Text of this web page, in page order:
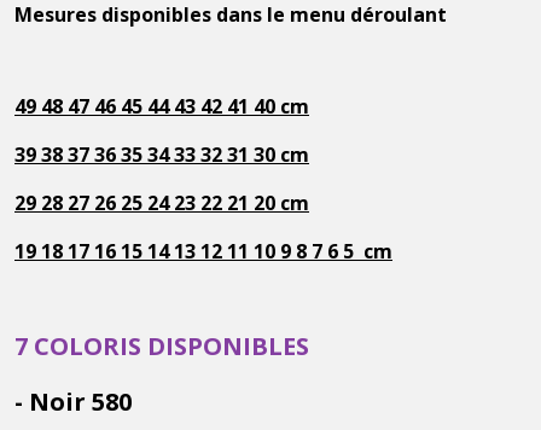
Mesures disponibles dans le menu déroulant
49 48 47 46 45 44 43 42 41 40 cm
39 38 37 36 35 34 33 32 31 30 cm
29 28 27 26 25 24 23 22 21 20 cm
19 18 17 16 15 14 13 12 11 10 9 8 7 6 5 cm
7 COLORIS DISPONIBLES
- Noir 580